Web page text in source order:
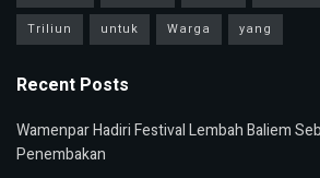
Triliun
untuk Warga yang
Recent Posts
Wamenpar Hadiri Festival Lembah Baliem
Penembakan